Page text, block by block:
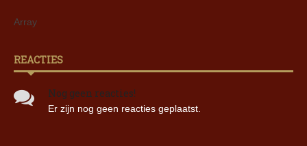
Array
REACTIES
Nog geen reacties!
Er zijn nog geen reacties geplaatst.